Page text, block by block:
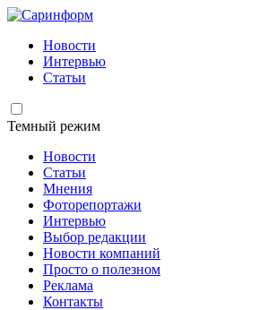
Новости
Интервью
Статьи
Темный режим
Новости
Статьи
Мнения
Фоторепортажи
Интервью
Выбор редакции
Новости компаний
Просто о полезном
Реклама
Контакты